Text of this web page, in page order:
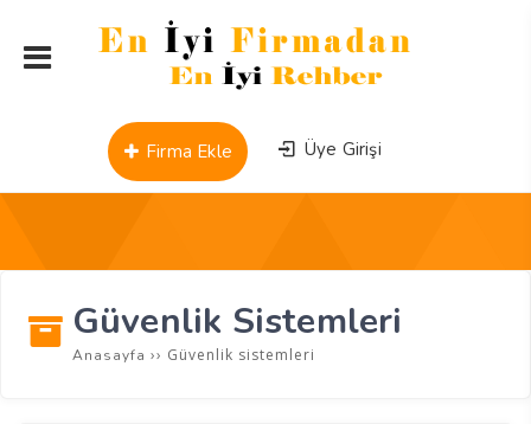
Üye Girişi
Firma Ekle
Güvenlik Sistemleri
Anasayfa ›› Güvenlik sistemleri